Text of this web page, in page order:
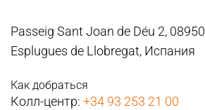
Passeig Sant Joan de Déu 2, 08950
Esplugues de Llobregat, Испания
Как добраться
Колл-центр: +34 93 253 21 00